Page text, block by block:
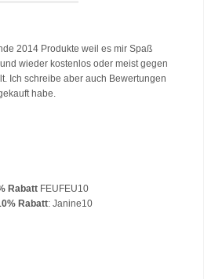
2014 Produkte weil es mir Spaß
wieder kostenlos oder meist gegen
Ich schreibe aber auch Bewertungen
habe.
Rabatt FEUFEU10
Rabatt: Janine10